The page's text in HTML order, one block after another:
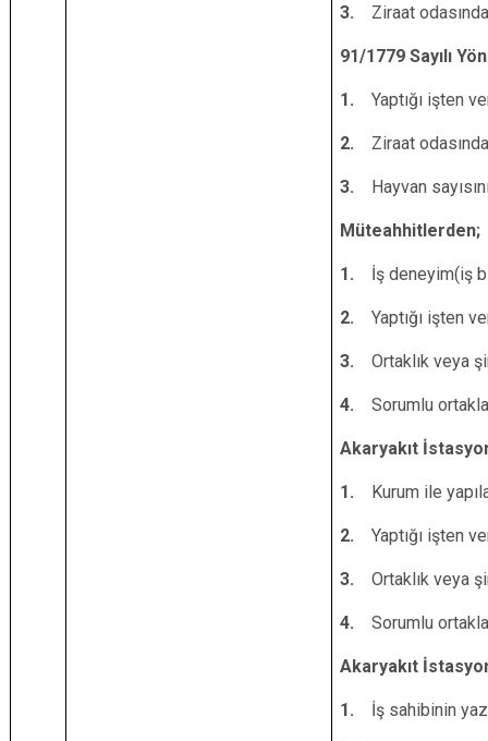
3. Ziraat
91/1779 Sayılı
1. Yaptığı işten
2. Ziraat
3. Hayvan
Müteahhitlerden;
1. İş deneyim(iş
2. Yaptığı işten
3. Ortaklık veya
4. Sorumlu
Akaryakıt
1. Kurum ile
2. Yaptığı işten
3. Ortaklık veya
4. Sorumlu
Akaryakıt
1. İş sahibinin